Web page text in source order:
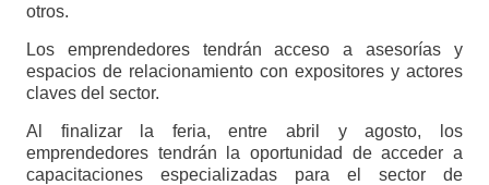
otros.
Los emprendedores tendrán acceso a asesorías y
espacios de relacionamiento con expositores y actores
claves del sector.
Al finalizar la feria, entre abril y agosto, los
emprendedores tendrán la oportunidad de acceder a
capacitaciones especializadas para el sector de